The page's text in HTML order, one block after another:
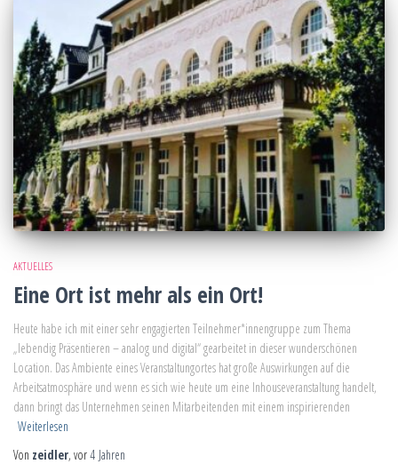
AKTUELLES
Eine Ort ist mehr als ein Ort!
Heute habe ich mit einer sehr engagierten Teilnehmer*innengruppe zum Thema
„lebendig Präsentieren – analog und digital“ gearbeitet in dieser wunderschönen
Location. Das Ambiente eines Veranstaltungortes hat große Auswirkungen auf die
Arbeitsatmosphäre und wenn es sich wie heute um eine Inhouseveranstaltung handelt,
dann bringt das Unternehmen seinen Mitarbeitenden mit einem inspirierenden
Weiterlesen
Von zeidler, vor4 Jahren